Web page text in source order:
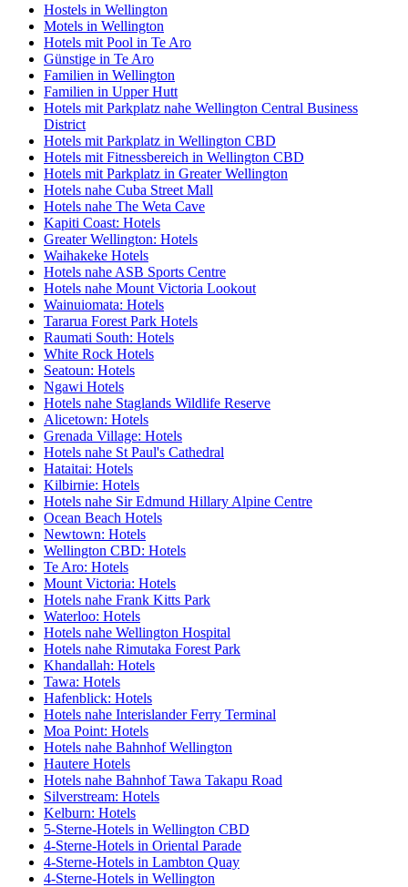
Hostels in Wellington
Motels in Wellington
Hotels mit Pool in Te Aro
Günstige in Te Aro
Familien in Wellington
Familien in Upper Hutt
Hotels mit Parkplatz nahe Wellington Central Business
District
Hotels mit Parkplatz in Wellington CBD
Hotels mit Fitnessbereich in Wellington CBD
Hotels mit Parkplatz in Greater Wellington
Hotels nahe Cuba Street Mall
Hotels nahe The Weta Cave
Kapiti Coast: Hotels
Greater Wellington: Hotels
Waihakeke Hotels
Hotels nahe ASB Sports Centre
Hotels nahe Mount Victoria Lookout
Wainuiomata: Hotels
Tararua Forest Park Hotels
Raumati South: Hotels
White Rock Hotels
Seatoun: Hotels
Ngawi Hotels
Hotels nahe Staglands Wildlife Reserve
Alicetown: Hotels
Grenada Village: Hotels
Hotels nahe St Paul's Cathedral
Hataitai: Hotels
Kilbirnie: Hotels
Hotels nahe Sir Edmund Hillary Alpine Centre
Ocean Beach Hotels
Newtown: Hotels
Wellington CBD: Hotels
Te Aro: Hotels
Mount Victoria: Hotels
Hotels nahe Frank Kitts Park
Waterloo: Hotels
Hotels nahe Wellington Hospital
Hotels nahe Rimutaka Forest Park
Khandallah: Hotels
Tawa: Hotels
Hafenblick: Hotels
Hotels nahe Interislander Ferry Terminal
Moa Point: Hotels
Hotels nahe Bahnhof Wellington
Hautere Hotels
Hotels nahe Bahnhof Tawa Takapu Road
Silverstream: Hotels
Kelburn: Hotels
5-Sterne-Hotels in Wellington CBD
4-Sterne-Hotels in Oriental Parade
4-Sterne-Hotels in Lambton Quay
4-Sterne-Hotels in Wellington